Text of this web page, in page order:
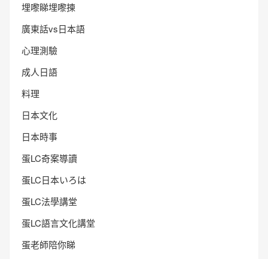
埋嚟睇埋嚟揀
廣東話vs日本語
心理測驗
成人日語
料理
日本文化
日本時事
蛋LC奇案導讀
蛋LC日本いろは
蛋LC法學講堂
蛋LC語言文化講堂
蛋老師陪你睇